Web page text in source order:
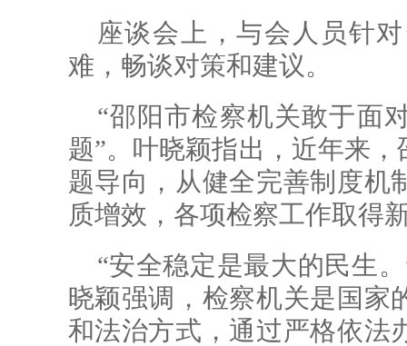
座谈会上，与会人员针
难，畅谈对策和建议。
“邵阳市检察机关敢于面
题”。叶晓颖指出，近年来
题导向，从健全完善制度机
质增效，各项检察工作取得
“安全稳定是最大的民生
晓颖强调，检察机关是国家
和法治方式，通过严格依法